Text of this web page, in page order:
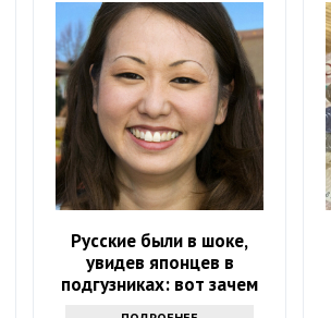
Русские были в шоке,
увидев японцев в
подгузниках: вот зачем